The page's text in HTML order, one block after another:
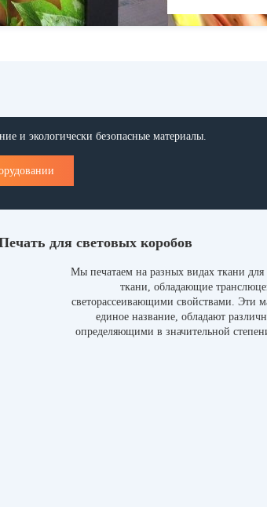
и экологически безопасные материалы.
для световых коробов
Мы печатаем на разных видах ткани для
ткани, обладающие
светорассеивающими свойствами. Эти
единое название, обладают
определяющими в значительной